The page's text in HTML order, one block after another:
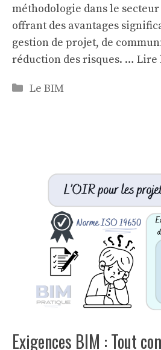
méthodologie dans le
offrant des avantages
gestion de projet, de
réduction des risques. … Lire
Categories
Le BIM
Exigences BIM : Tout